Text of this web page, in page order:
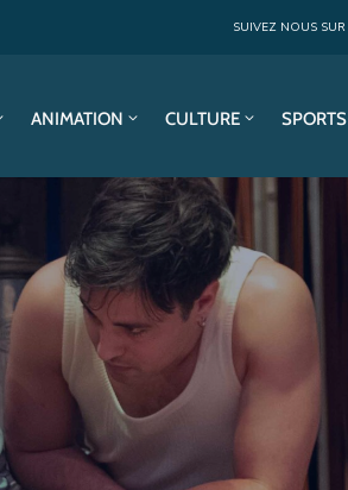
SUIVEZ NOUS SUR
ANIMATION CULTURE SPORTS